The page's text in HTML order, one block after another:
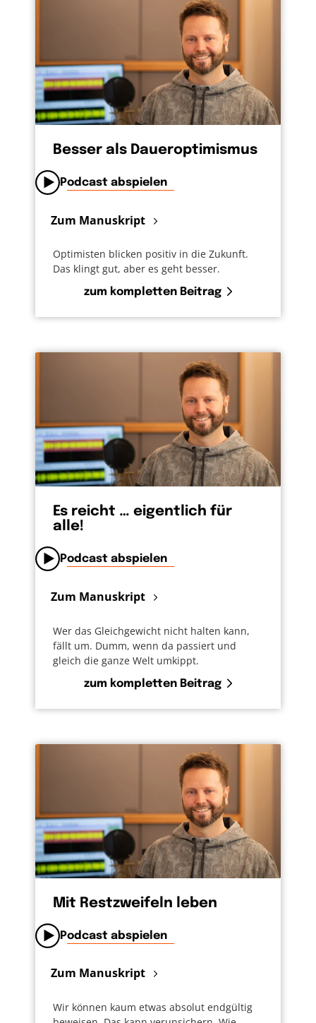
Besser als Daueroptimismus
Podcast abspielen
Zum Manuskript
Optimisten blicken positiv in die Zukunft.
Das klingt gut, aber es geht besser.
zum kompletten Beitrag
Es reicht … eigentlich für
alle!
Podcast abspielen
Zum Manuskript
Wer das Gleichgewicht nicht halten kann,
fällt um. Dumm, wenn da passiert und
gleich die ganze Welt umkippt.
zum kompletten Beitrag
Mit Restzweifeln leben
Podcast abspielen
Zum Manuskript
Wir können kaum etwas absolut endgültig